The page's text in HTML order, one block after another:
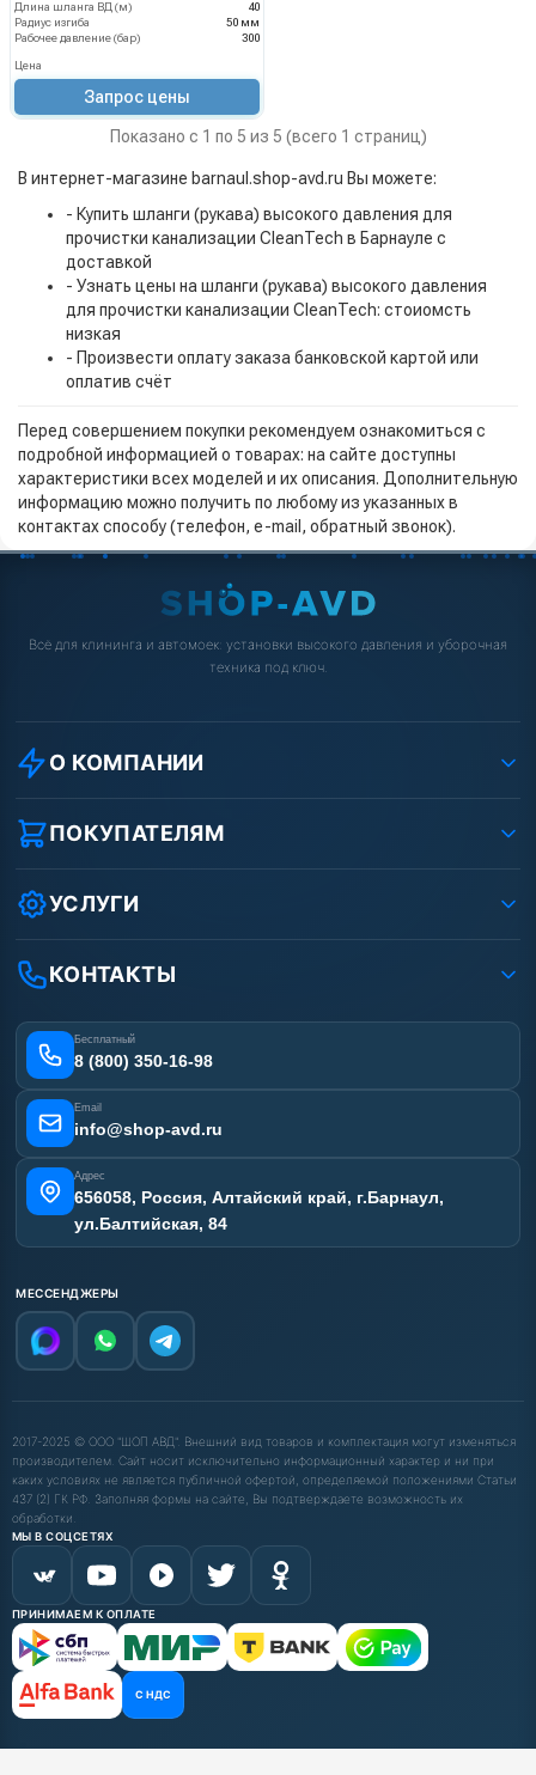
Длина шланга ВД (м)
40
Радиус изгиба
50 мм
Рабочее давление (бар)
300
Цена
Запрос цены
Показано с 1 по 5 из 5 (всего 1 страниц)
В интернет-магазине barnaul.shop-avd.ru Вы можете:
- Купить шланги (рукава) высокого давления для
прочистки канализации CleanTech в Барнауле с
доставкой
- Узнать цены на шланги (рукава) высокого давления
для прочистки канализации CleanTech: стоиомсть
низкая
- Произвести оплату заказа банковской картой или
оплатив счёт
Перед совершением покупки рекомендуем ознакомиться с
подробной информацией о товарах: на сайте доступны
характеристики всех моделей и их описания. Дополнительную
информацию можно получить по любому из указанных в
контактах способу (телефон, e-mail, обратный звонок).
Всё для клининга и автомоек: установки высокого давления и уборочная
техника под ключ.
О КОМПАНИИ
О компании
Реквизиты ООО «Шоп АВД»
Защита данных клиента
Условия соглашения
Вакансии
Статьи
ПОКУПАТЕЛЯМ
Как заказать?
Оплата
Доставка
Лизинг
Получить скидку
УСЛУГИ
Ремонт АВД
Сертификаты
Наши работы
Отзывы наших клиентов
Карта сайта
КОНТАКТЫ
Бесплатный
8 (800) 350-16-98
Email
info@shop-avd.ru
Адрес
656058, Россия, Алтайский край, г.Барнаул,
ул.Балтийская, 84
МЕССЕНДЖЕРЫ
2017-2025 © ООО "ШОП АВД". Внешний вид товаров и комплектация могут изменяться
производителем. Сайт носит исключительно информационный характер и ни при
каких условиях не является публичной офертой, определяемой положениями Статьи
437 (2) ГК РФ. Заполняя формы на сайте, Вы подтверждаете возможность их
обработки.
МЫ В СОЦСЕТЯХ
ПРИНИМАЕМ К ОПЛАТЕ
С НДС